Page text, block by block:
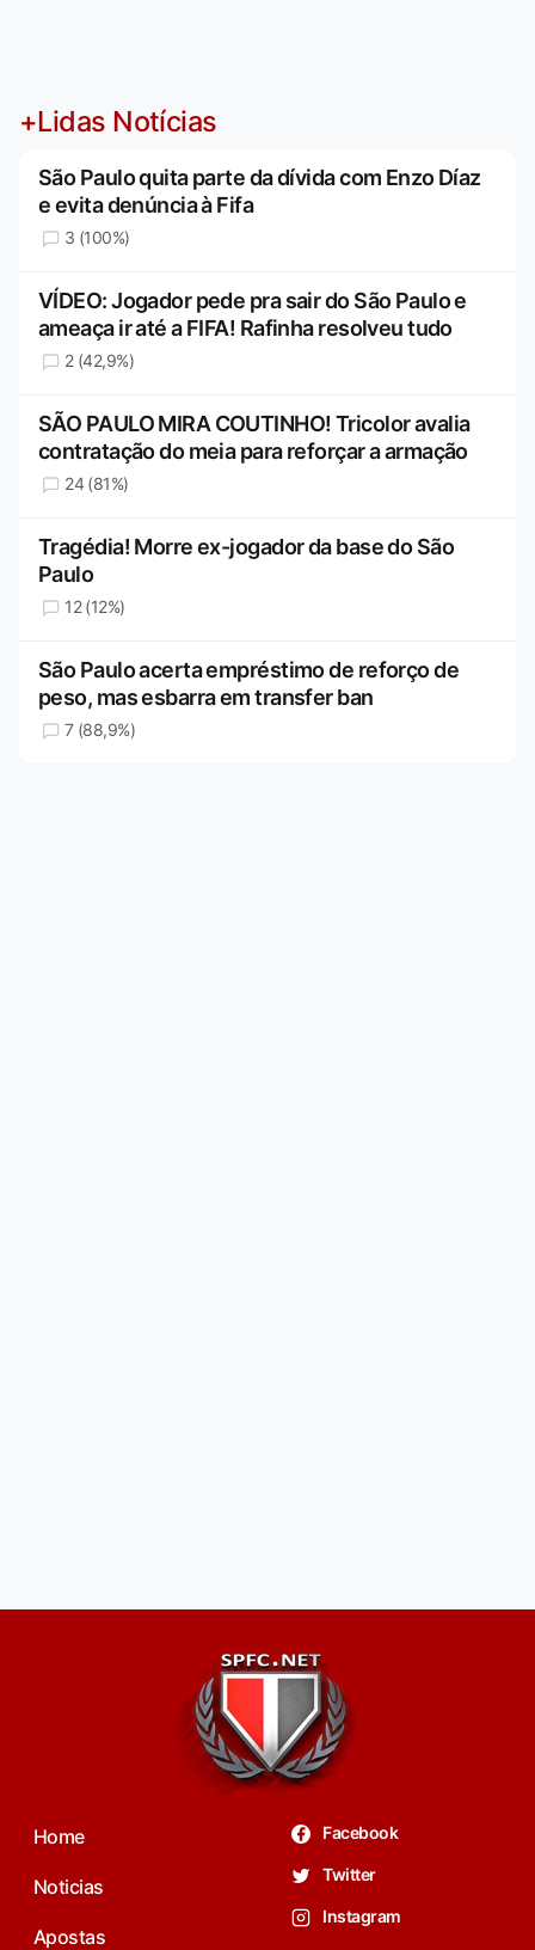
+Lidas Notícias
São Paulo quita parte da dívida com Enzo Díaz
e evita denúncia à Fifa
3 (100%)
VÍDEO: Jogador pede pra sair do São Paulo e
ameaça ir até a FIFA! Rafinha resolveu tudo
2 (42,9%)
SÃO PAULO MIRA COUTINHO! Tricolor avalia
contratação do meia para reforçar a armação
24 (81%)
Tragédia! Morre ex-jogador da base do São
Paulo
12 (12%)
São Paulo acerta empréstimo de reforço de
peso, mas esbarra em transfer ban
7 (88,9%)
Home
Noticias
Apostas
Facebook
Twitter
Instagram